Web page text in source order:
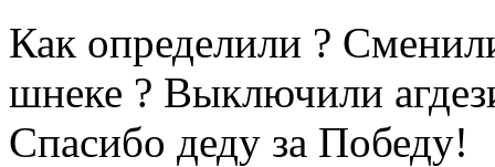
Как определили ?
шнеке ? Выключили
Спасибо деду за Победу!